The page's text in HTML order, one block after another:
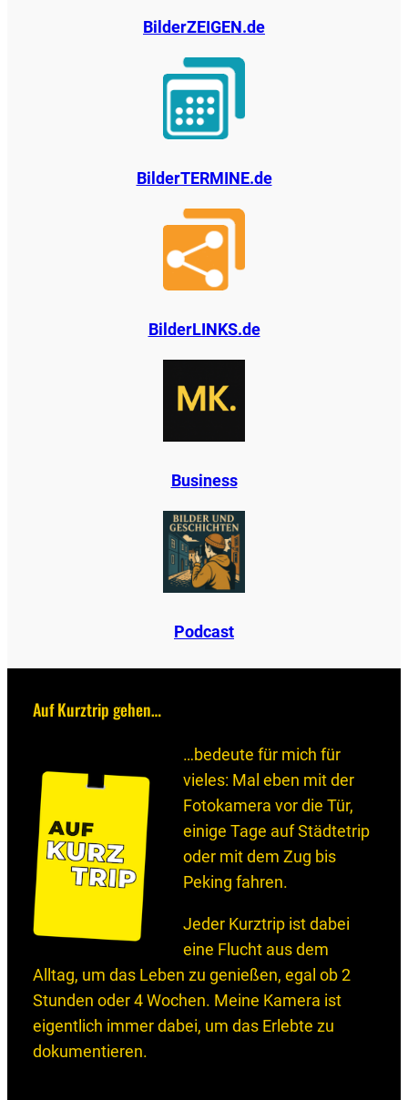
BilderZEIGEN.de
BilderTERMINE.de
BilderLINKS.de
Business
Podcast
Auf Kurztrip gehen…
…bedeute für mich für
vieles: Mal eben mit der
Fotokamera vor die Tür,
einige Tage auf Städtetrip
oder mit dem Zug bis
Peking fahren.
Jeder Kurztrip ist dabei
eine Flucht aus dem
Alltag, um das Leben zu genießen, egal ob 2
Stunden oder 4 Wochen. Meine Kamera ist
eigentlich immer dabei, um das Erlebte zu
dokumentieren.